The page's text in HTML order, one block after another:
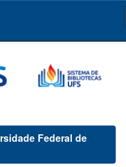
Federal de